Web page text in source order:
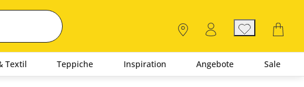
Textil Teppiche Inspiration Angebote Sale